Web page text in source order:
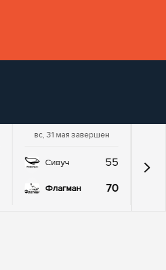
вс, 31 мая завершен
Сивуч 55
Флагман 70